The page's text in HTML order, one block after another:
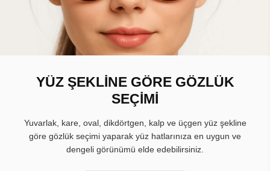
YÜZ ŞEKLİNE GÖRE GÖZLÜK
SEÇİMİ
Yuvarlak, kare, oval, dikdörtgen, kalp ve üçgen yüz şekline
göre gözlük seçimi yaparak yüz hatlarınıza en uygun ve
dengeli görünümü elde edebilirsiniz.